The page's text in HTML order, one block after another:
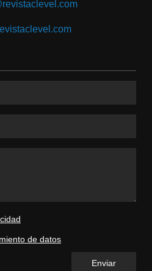
de datos